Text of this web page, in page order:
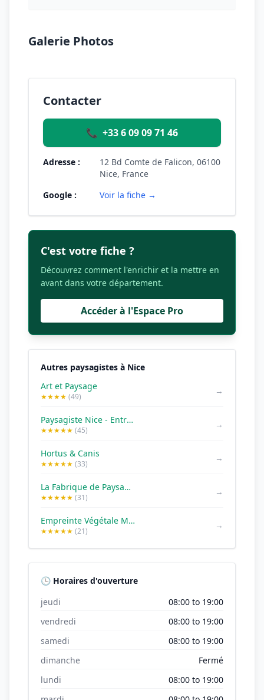
Galerie Photos
Contacter
📞 +33 6 09 09 71 46
Adresse :
12 Bd Comte de Falicon, 06100
Nice, France
Google :
Voir la fiche →
C'est votre fiche ?
Découvrez comment l'enrichir et la mettre en
avant dans votre département.
Accéder à l'Espace Pro
Autres paysagistes à Nice
Art et Paysage
★★★★ (49)
→
Paysagiste Nice - Entreprise Riviera
★★★★★ (45)
→
Hortus & Canis
★★★★★ (33)
→
La Fabrique de Paysages Jardinier/Paysagiste
★★★★★ (31)
→
Empreinte Végétale Méditeranée
★★★★★ (21)
→
🕒 Horaires d'ouverture
jeudi
08:00 to 19:00
vendredi
08:00 to 19:00
samedi
08:00 to 19:00
dimanche
Fermé
lundi
08:00 to 19:00